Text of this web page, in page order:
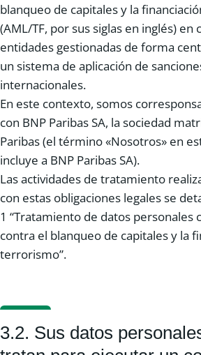
blanqueo de capitales y la
(AML/TF, por sus siglas en inglés) en
entidades gestionadas de forma
un sistema de aplicación de
internacionales.
En este contexto, somos
con BNP Paribas SA, la sociedad
Paribas (el término «Nosotros» en
incluye a BNP Paribas SA).
Las actividades de tratamiento
con estas obligaciones legales se
1 “Tratamiento de datos personales
contra el blanqueo de capitales y la
terrorismo”.
3.2. Sus datos